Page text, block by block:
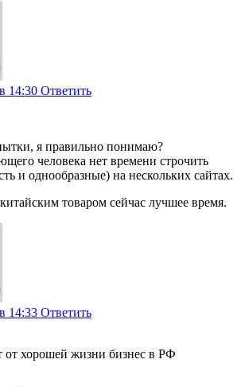
14:30 Ответить
я правильно понимаю?
человека нет времени строчить
и однообразные) на нескольких сайтах.
товаром сейчас лучшее время.
14:33 Ответить
от хорошей жизни бизнес в РФ